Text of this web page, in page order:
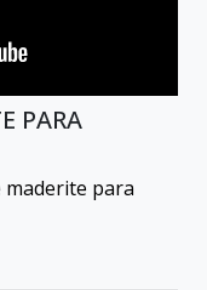
PARA
maderite para